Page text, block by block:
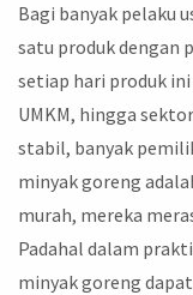
Bagi banyak pelaku
satu produk dengan
setiap hari produk
UMKM, hingga
stabil, banyak
minyak goreng
murah, mereka
Padahal dalam
minyak goreng